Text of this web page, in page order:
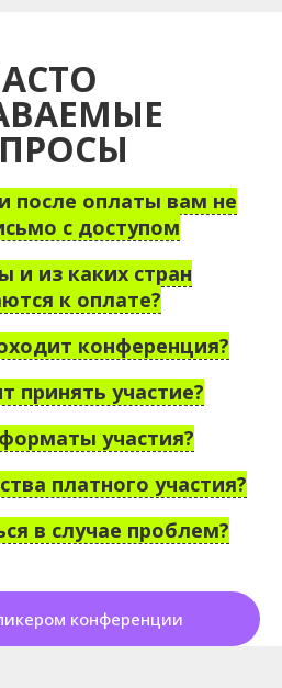
после оплаты вам не
с доступом
и из каких стран
к оплате?
конференция?
принять участие?
участия?
платного участия?
в случае проблем?
конференции